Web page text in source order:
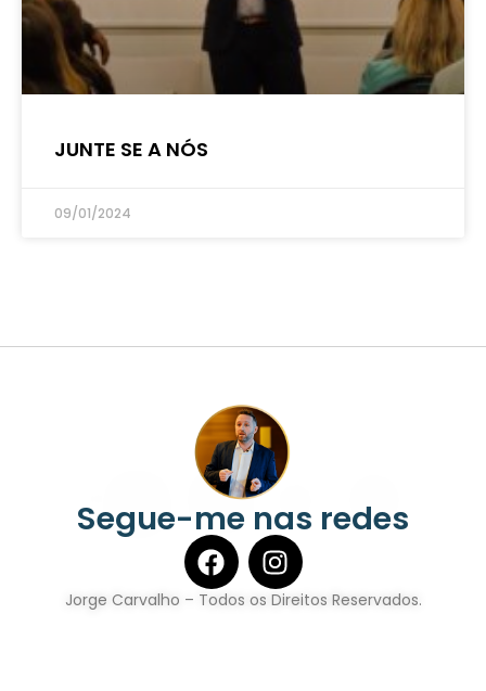
JUNTE SE A NÓS
09/01/2024
Segue-me nas redes
Jorge Carvalho – Todos os Direitos Reservados.